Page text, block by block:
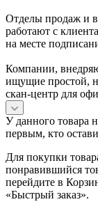
Отделы продаж и
работают с
на месте
Компании,
ищущие простой,
скан‑центр для
У данного товара
первым, кто
Для покупки
понравившийся
перейдите в
«Быстрый заказ».